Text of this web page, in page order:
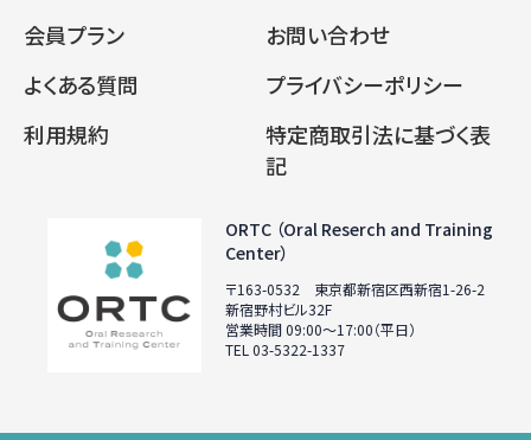
ORTC （Oral Reserch and Training
Center）
〒163-0532 東京都新宿区西新宿1-26-2
新宿野村ビル32F
営業時間 09:00〜17:00（平日）
TEL 03-5322-1337
会員プラン
お問い合わせ
よくある質問
プライバシーポリシー
利用規約
特定商取引法に基づく表
記